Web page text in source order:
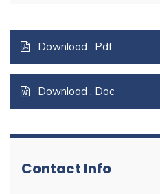
Download . Pdf
Download . Doc
Contact Info